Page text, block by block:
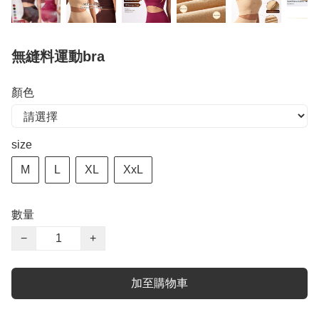
無縫料運動bra
顏色
size
M L XL XxL
數量
−
+
加至購物車